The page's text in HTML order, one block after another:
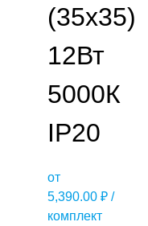
(35х35)
12Вт
5000К
IP20
от
5,390.00 ₽ /
комплект